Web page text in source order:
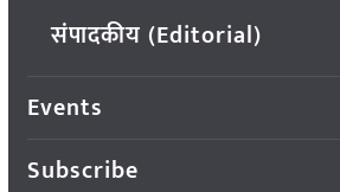
संपादकीय (Editorial)
Events
Subscribe